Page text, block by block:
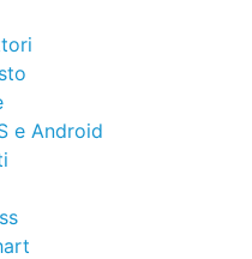
e Android